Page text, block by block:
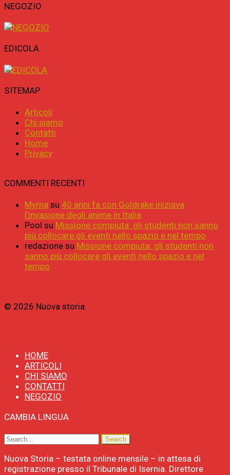
NEGOZIO
EDICOLA
SITEMAP
Articoli
Chi siamo
Contatti
Home
Privacy
COMMENTI RECENTI
Myrna su 40 anni fa con Goldrake iniziava
l’invasione degli anime in Italia
Pool su Missione compiuta: gli studenti non sanno
più collocare gli eventi nello spazio e nel tempo
redazione su Missione compiuta: gli studenti non
sanno più collocare gli eventi nello spazio e nel
tempo
© 2026 Nuova storia.
HOME
ARTICOLI
CHI SIAMO
CONTATTI
NEGOZIO
CAMBIA LINGUA
Nuova Storia – testata online mensile – in attesa di
registrazione presso il Tribunale di Isernia. Direttore